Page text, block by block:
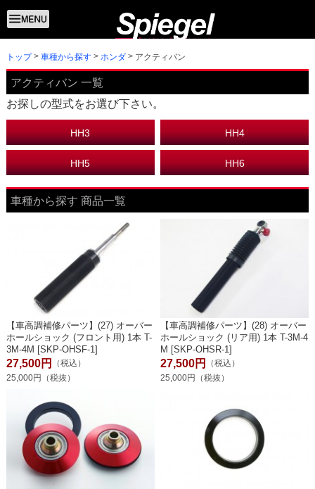
トップ 車種から探す ホンダ アクティバン
アクティバン 一覧
お探しの型式をお選び下さい。
HH3 HH4
HH5 HH6
車種から探す 商品一覧
【車高調補修パーツ】(27) オーバー
ホールショック (フロント用) 1本 T-
3M-4M [SKP-OHSF-1]
27,500円
（税込）
25,000円（税抜）
【車高調補修パーツ】(28) オーバー
ホールショック (リア用) 1本 T-3M-4
M [SKP-OHSR-1]
27,500円
（税込）
25,000円（税抜）